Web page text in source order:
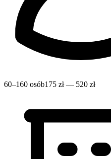
60–160 osób175 zł — 520 zł